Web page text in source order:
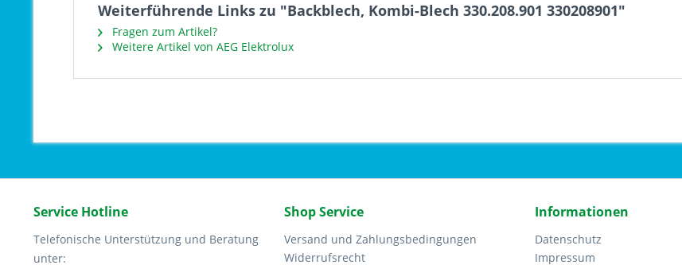
Weiterführende Links zu "Backblech, Kombi-Blech 330.208.901 330208901"
Fragen zum Artikel?
Weitere Artikel von AEG Elektrolux
Service Hotline
Telefonische Unterstützung und Beratung
unter:
Shop Service
Versand und Zahlungsbedingungen
Widerrufsrecht
Informationen
Datenschutz
Impressum